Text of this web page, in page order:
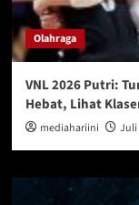
Olahraga
VNL 2026 Putri:
Hebat, Lihat
mediahariini Juli